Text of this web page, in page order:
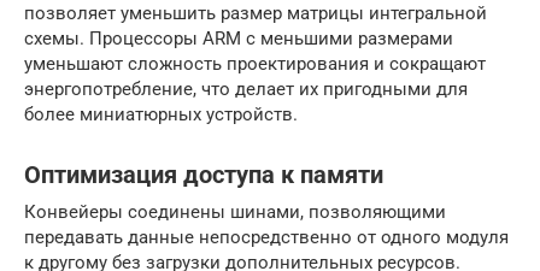
позволяет уменьшить размер матрицы интегральной
схемы. Процессоры ARM с меньшими размерами
уменьшают сложность проектирования и сокращают
энергопотребление, что делает их пригодными для
более миниатюрных устройств.
Оптимизация доступа к памяти
Конвейеры соединены шинами, позволяющими
передавать данные непосредственно от одного модуля
к другому без загрузки дополнительных ресурсов.